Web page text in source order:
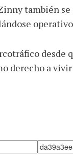
también
desde
derecho a